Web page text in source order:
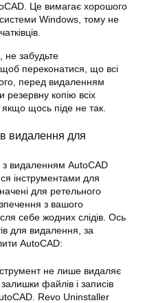
Це вимагає хорошого
Windows, тому не
забудьте
переконатися, що всі
перед видаленням
резервну копію всіх
щось піде не так.
видалення для
видаленням AutoCAD
інструментами для
для ретельного
з вашого
себе жодних слідів. Ось
для видалення, за
AutoCAD:
не лише видаляє
файлів і записів
Revo Uninstaller